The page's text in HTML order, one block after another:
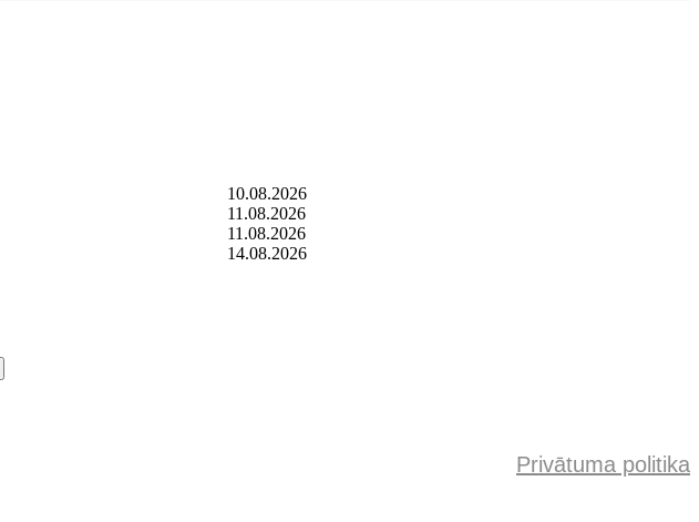
10.08.2026
11.08.2026
11.08.2026
14.08.2026
Privātuma politika